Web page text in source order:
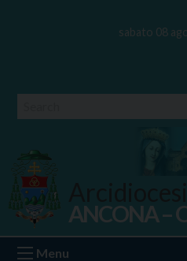
sabato 08
Ancona
ANCONA –
Menu